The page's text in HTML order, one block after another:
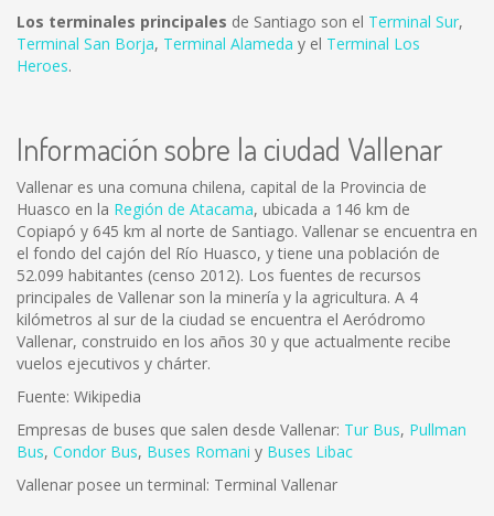
Los terminales principales de Santiago son el Terminal Sur,
Terminal San Borja, Terminal Alameda y el Terminal Los
Heroes.
Información sobre la ciudad Vallenar
Vallenar es una comuna chilena, capital de la Provincia de
Huasco en la Región de Atacama, ubicada a 146 km de
Copiapó y 645 km al norte de Santiago. Vallenar se encuentra en
el fondo del cajón del Río Huasco, y tiene una población de
52.099 habitantes (censo 2012). Los fuentes de recursos
principales de Vallenar son la minería y la agricultura. A 4
kilómetros al sur de la ciudad se encuentra el Aeródromo
Vallenar, construido en los años 30 y que actualmente recibe
vuelos ejecutivos y chárter.
Fuente: Wikipedia
Empresas de buses que salen desde Vallenar: Tur Bus, Pullman
Bus, Condor Bus, Buses Romani y Buses Libac
Vallenar posee un terminal: Terminal Vallenar